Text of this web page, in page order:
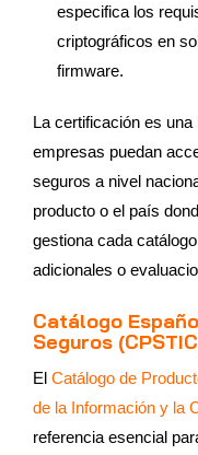
especifica los
criptográficos en
firmware.
La certificación es
empresas puedan
seguros a nivel
producto o el país
gestiona cada
adicionales o
Catálogo
Seguros
El Catálogo de
de la Información y la
referencia esencial